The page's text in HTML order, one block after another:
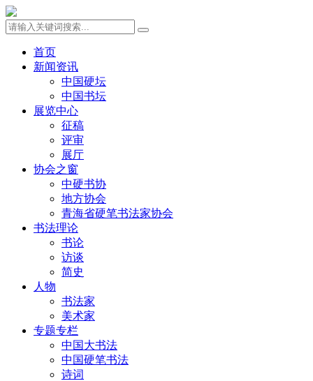
首页
新闻资讯
中国硬坛
中国书坛
展览中心
征稿
评审
展厅
协会之窗
中硬书协
地方协会
青海省硬笔书法家协会
书法理论
书论
访谈
简史
人物
书法家
美术家
专题专栏
中国大书法
中国硬笔书法
诗词